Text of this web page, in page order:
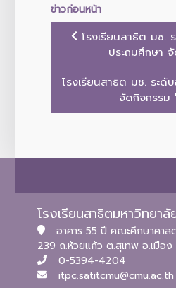
ข่าวก่อนหน้า
โรงเรียนสาธิต มช.
ประถมศึกษา
โรงเรียนสาธิต มช. ระดั
จัดกิจกรรม
อาคาร 55 ปี คณะศึกษาศาส
239 ถ.ห้วยแก้ว ต.สุเทพ อ.เมือ
0-5394-4204
itpc.satitcmu@cmu.ac.th